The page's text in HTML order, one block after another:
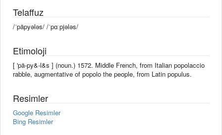
Telaffuz
/ˈpäpyələs/ /ˈpɑːpjələs/
Etimoloji
[ 'pä-py&-l&s ] (noun.) 1572. Middle French, from Italian popolaccio
rabble, augmentative of popolo the people, from Latin populus.
Resimler
Google Resimler
Bing Resimler